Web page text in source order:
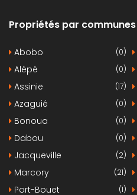
Propriétés par communes
Abobo (0)
Alépé (0)
Assinie (17)
Azaguié (0)
Bonoua (0)
Dabou (0)
Jacqueville (2)
Marcory (21)
Port-Bouet (1)